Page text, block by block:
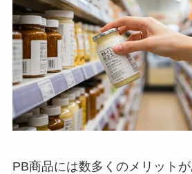
PB商品には数多くのメリット